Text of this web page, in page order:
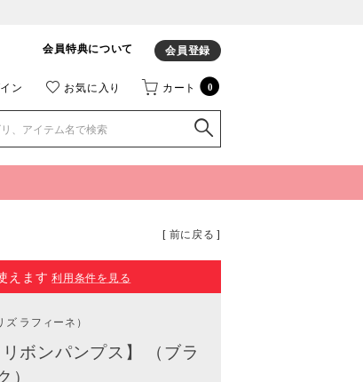
会員特典について 会員登録
ン お気に入り カート 0
[ 前に戻る ]
えます 利用条件を見る
ズ ラフィーネ）
ボンパンプス】 （ブラ
）